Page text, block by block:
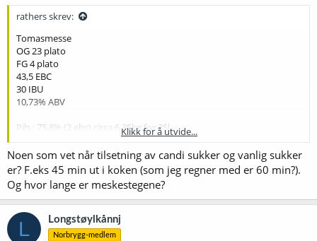
rathers skrev:
Tomasmesse
OG 23 plato
FG 4 plato
43,5 EBC
30 IBU
10,73% ABV
Pils : 75,8% (2 ebc) circa 6,35kg for 25l
Caramel 300 Viking: 4,2% (18 ebc) circa 0,33kg for 25l
Carafa Special 2: 1,1% (6 ebc) circa 80g for 25l
Candi sukker 78% - 10,5% (19,8 ebc) circa 0,65kg for 25l
Vanlig hvit sukker - 8,4% circa 0,8kg for 25l
Magnum bittering: 22/23 IBU circa 20g for 25l
Bobek aroma: 3 IBU circa 20g for 25l
Fuggles aroma: 3 IBU circa 20g for 25l
Klikk for å utvide...
Noen som vet når tilsetning av candi sukker og vanlig sukker
er? F.eks 45 min ut i koken (som jeg regner med er 60 min?).
Og hvor lange er meskestegene?
L Longstøylkånnj
Norbrygg-medlem